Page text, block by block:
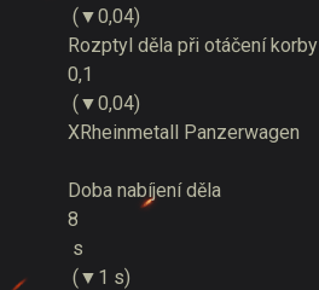
(▼0,04)
Rozptyl děla při otáčení korby
0,1
(▼0,04)
XRheinmetall Panzerwagen
Doba nabíjení děla
8
s
(▼1 s)